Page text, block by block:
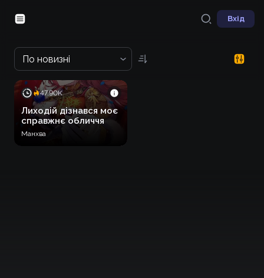
Вхід
По новизні
47.90K
Лиходій дізнався моє
справжнє обличчя
Манхва